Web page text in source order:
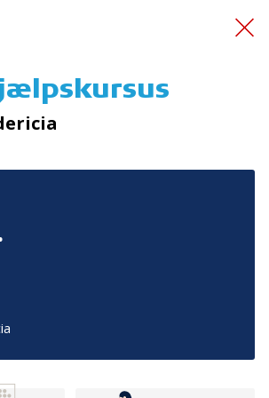
Kagemand
om TrygFondens og TryghedsGruppens
indbakke.